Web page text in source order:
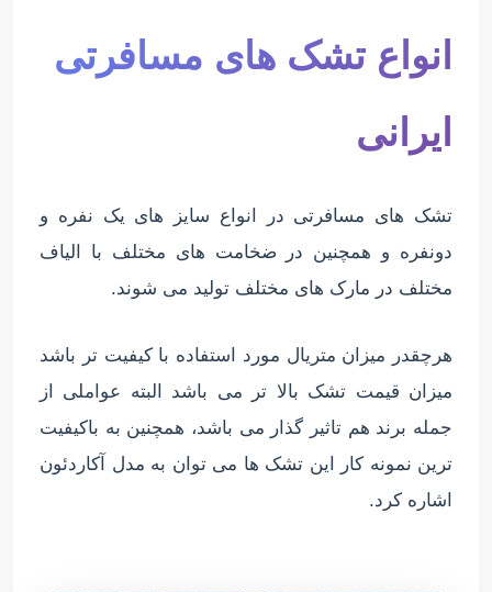
انواع تشک های مسافرتی
ایرانی
تشک های مسافرتی در انواع سایز های یک نفره و
دونفره و همچنین در ضخامت های مختلف با الیاف
مختلف در مارک های مختلف تولید می شوند.
هرچقدر میزان متریال مورد استفاده با کیفیت تر باشد
میزان قیمت تشک بالا تر می باشد البته عواملی از
جمله برند هم تاثیر گذار می باشد، همچنین به باکیفیت
ترین نمونه کار این تشک ها می توان به مدل آکاردئون
اشاره کرد.